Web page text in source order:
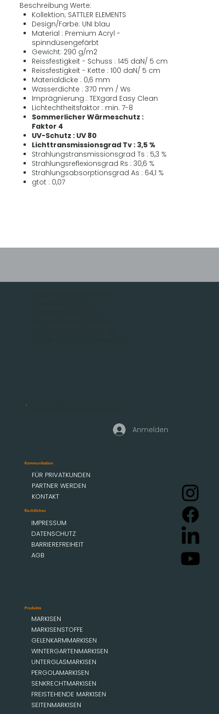
Beschreibung Werte:
Kollektion; SATTLER ELEMENTS
Design/Farbe: UNI blau
Material : Premium Acryl -
spinndüsengefärbt
Gewicht: 290 g/m2
Reissfestigkeit - Schuss : 145 daN/ 5 cm
Reissfestigkeit - Kette : 100 daN/ 5 cm
Materialdicke : 0,6 mm
Wasserdichte : 370 mm / Ws
Imprägnierung : TEXgard Easy Clean
Lichtechtheitsfaktor : min. 7-8
Sommerlicher Wärmeschutz :
Faktor 4
UV-Schutz : UV 80
Lichttransmissionsgrad Tv : 3,5 %
Strahlungstransmissionsgrad Ts : 5,3 %
Strahlungsreflexionsgrad Rs : 30,6 %
Strahlungsabsorptionsgrad As : 64,1 %
gtot : 0,07
Produkte
MARKISEN
MARKISENSTOFFE
GELENKARMMARKISEN
WINTERGARTENMARKISEN
UNTERGLASMARKISEN
PERGOLAMARKISEN
SENKRECHTMARKISEN
FREISTEHENDE MARKISEN
SEITENMARKISEN
Kommunikation
FÜR PRIVATKUNDEN
PARTNER WERDEN
KONTAKT
Rechtliches
IMPRESSUM
DATENSCHUTZ
BARRIEREFREIHEIT
AGB
Anmelden